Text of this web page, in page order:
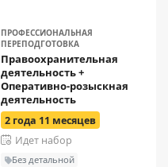
ПРОФЕССИОНАЛЬНАЯ
ПЕРЕПОДГОТОВКА
Правоохранительная
деятельность +
Оперативно-розыскная
деятельность
2 года 11 месяцев
Идет набор
Без детальной